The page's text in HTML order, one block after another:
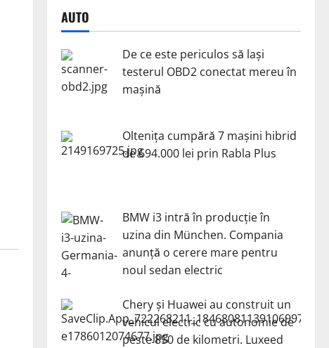
AUTO
De ce este periculos să lași
testerul OBD2 conectat mereu în
mașină
Oltenița cumpără 7 mașini hibrid
de 694.000 lei prin Rabla Plus
BMW i3 intră în producție în
uzina din München. Compania
anunță o cerere mare pentru
noul sedan electric
Chery și Huawei au construit un
vehicul electric cu autonomie de
peste 850 de kilometri. Luxeed